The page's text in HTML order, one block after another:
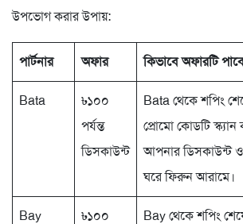
উপভোগ করার উপায়:
পার্টনার অফার কিভাবে অফারটি
Bata
৳১০০
পর্যন্ত
ডিসকাউন্ট
Bata থেকে শপিং
প্রোমো কোডটি
আপনার ডিসকাউন্ট
ঘরে ফিরুন আরামে।
Bay
৳১০০
Bay থেকে শপিং